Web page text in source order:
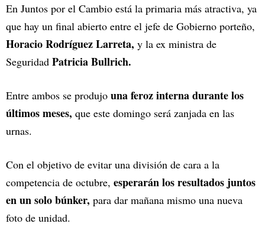
En Juntos por el Cambio está la primaria más atractiva, ya
que hay un final abierto entre el jefe de Gobierno porteño,
Horacio Rodríguez Larreta, y la ex ministra de
Seguridad Patricia Bullrich.
Entre ambos se produjo una feroz interna durante los
últimos meses, que este domingo será zanjada en las
urnas.
Con el objetivo de evitar una división de cara a la
competencia de octubre, esperarán los resultados juntos
en un solo búnker, para dar mañana mismo una nueva
foto de unidad.